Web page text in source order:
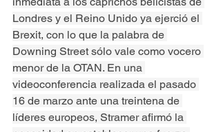
Londres y el Reino Unido ya ejerció el
Brexit, con lo que la palabra de
Downing Street sólo vale como vocero
menor de la OTAN. En una
videoconferencia realizada el pasado
16 de marzo ante una treintena de
líderes europeos, Stramer afirmó la